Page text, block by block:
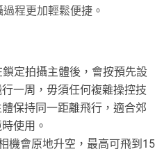
程更加輕鬆便捷。
定拍攝主體後，會按預先設
一周，毋須任何複雜操控技
保持同一距離飛行，適合郊
使用。
機會原地升空，最高可飛到15